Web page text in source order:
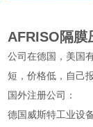
AFRISO隔膜
公司在德国，美国
短，价格低，自己
国外注册公司：
德国威斯特工业设